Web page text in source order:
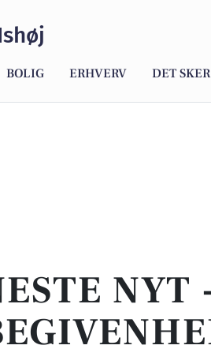
BOLIG ERHVERV DET SKER
NYT